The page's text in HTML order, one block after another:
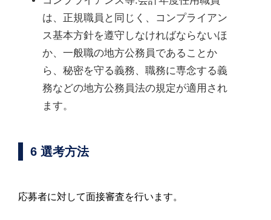
は、正規職員と同じく、コンプライアン
ス基本方針を遵守しなければならないほ
か、一般職の地方公務員であることか
ら、秘密を守る義務、職務に専念する義
務などの地方公務員法の規定が適用され
ます。
6 選考方法
応募者に対して面接審査を行います。